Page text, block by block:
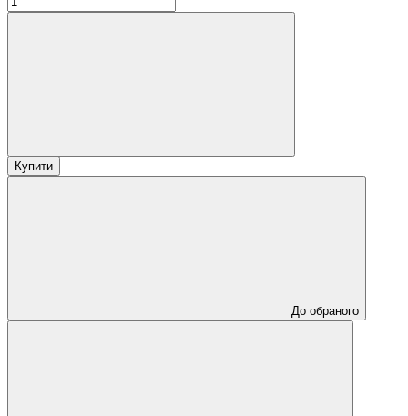
Купити
До обраного